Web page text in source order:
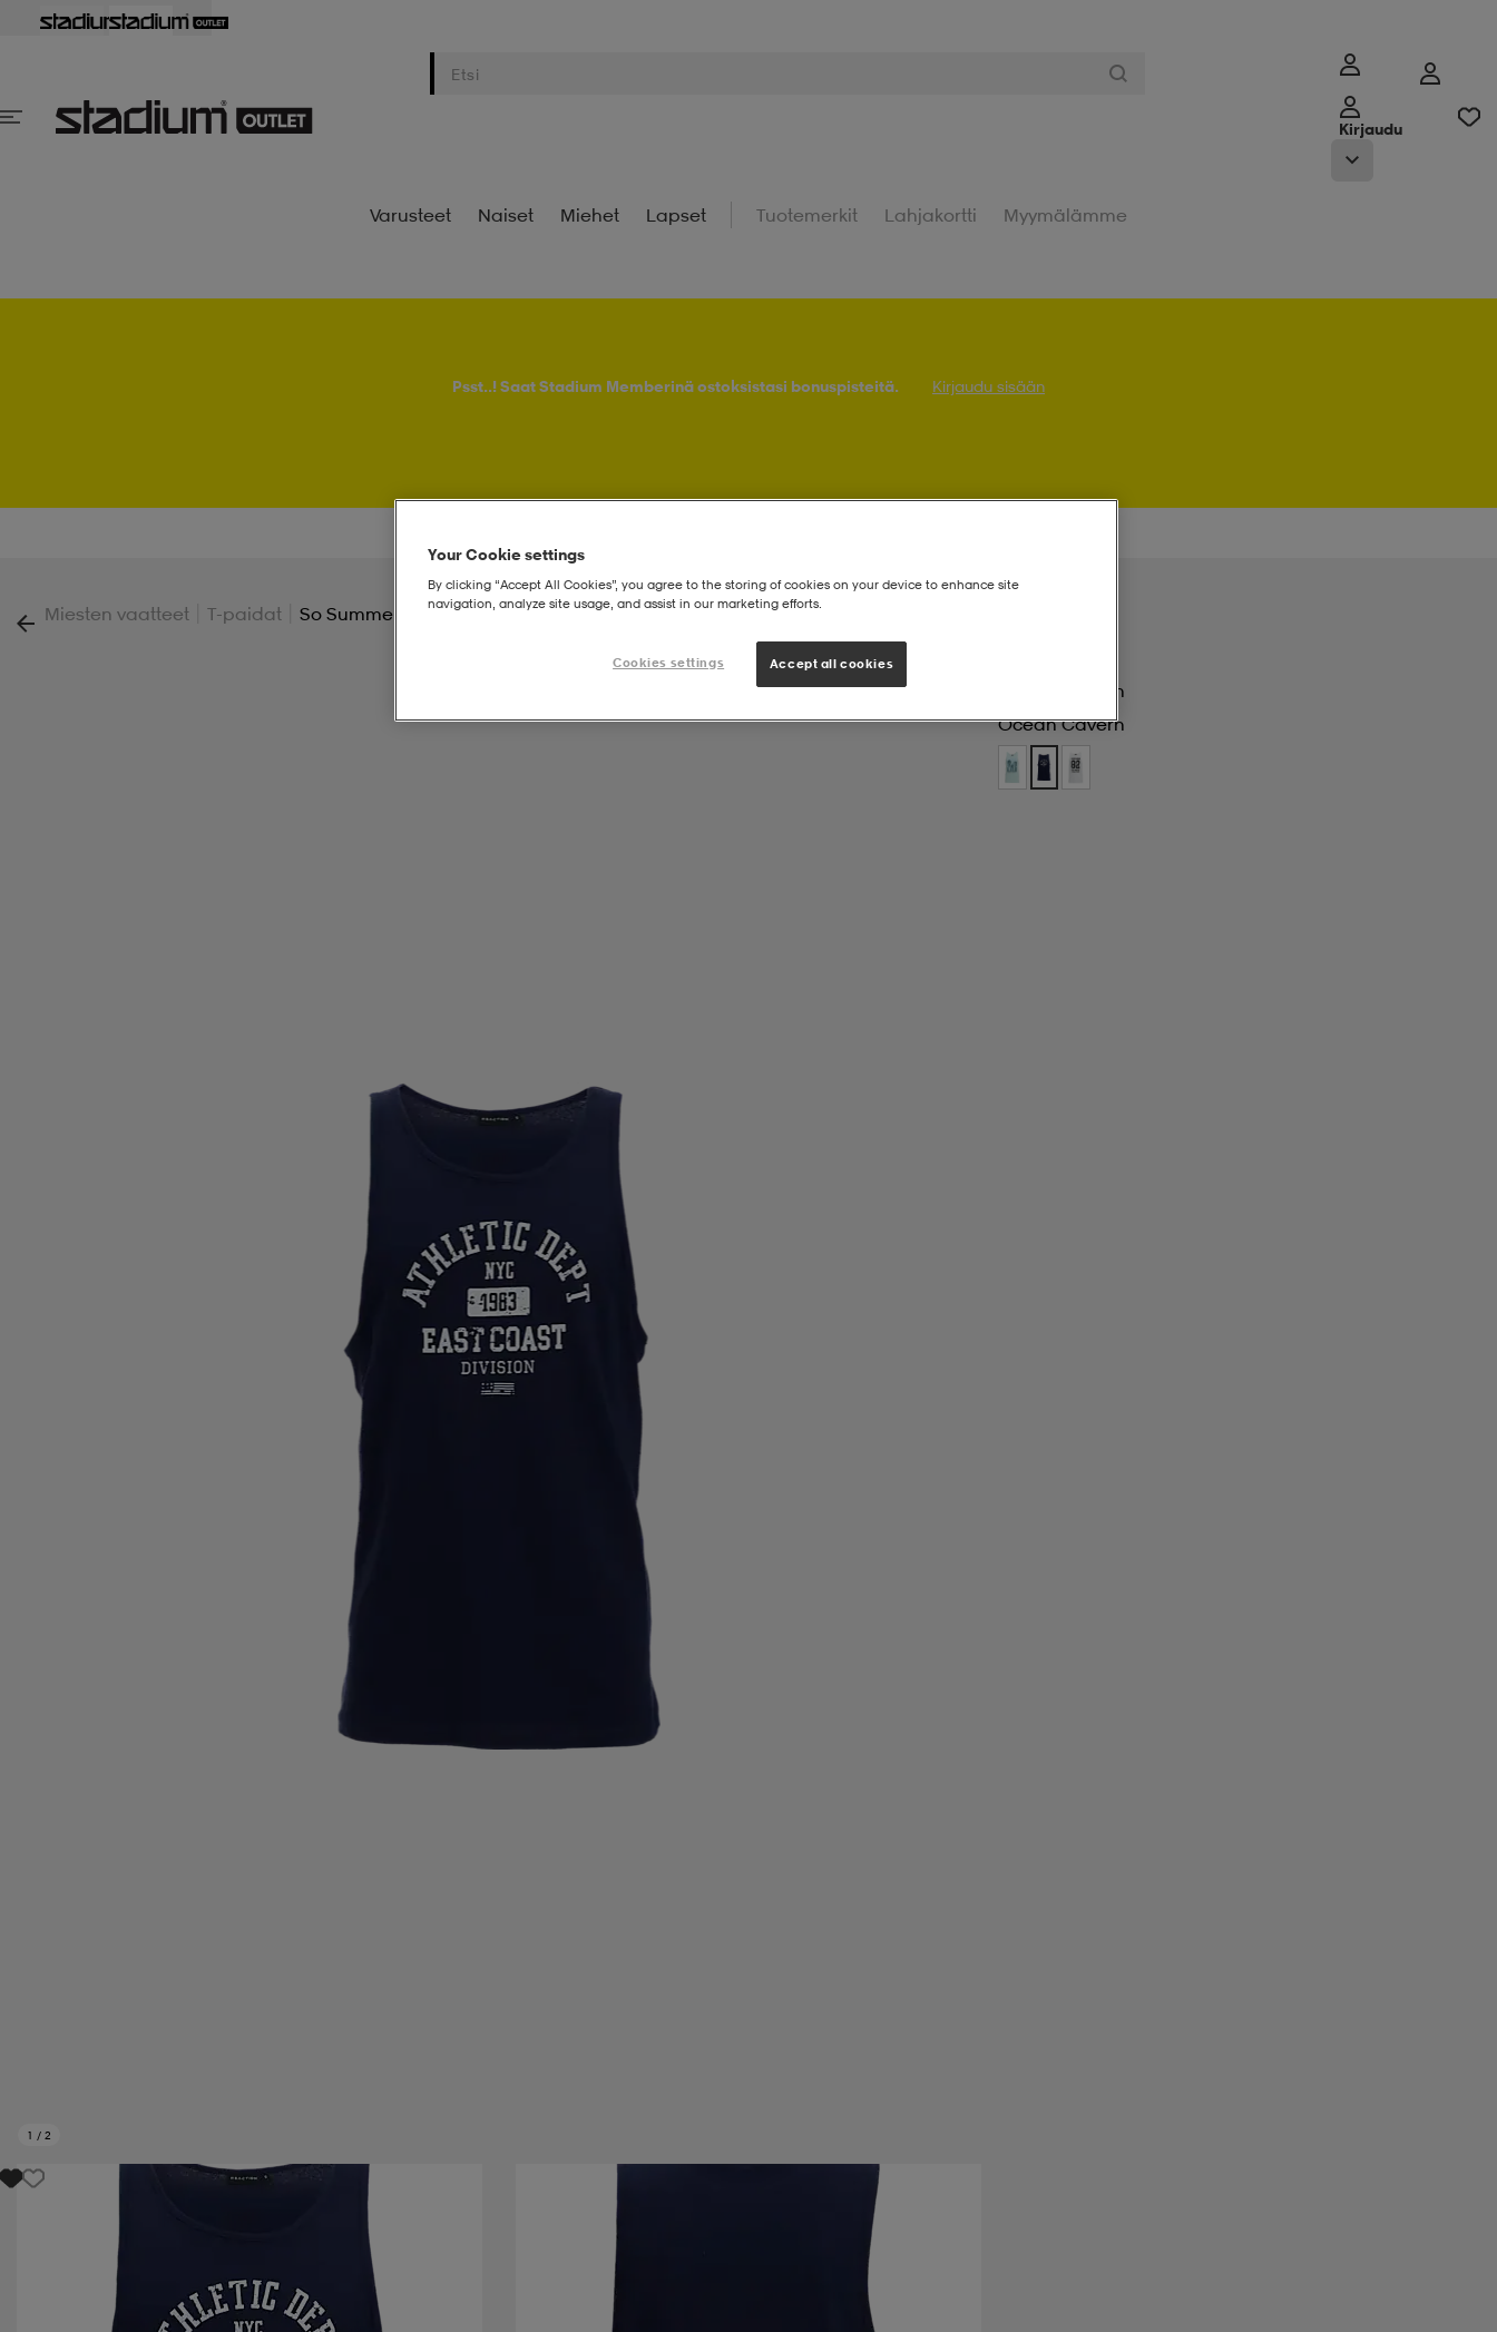
Kirjaudu
Varusteet Naiset Miehet Lapset Tuotemerkit Lahjakortti Myymälämme
Psst..! Saat Stadium Memberinä ostoksistasi bonuspisteitä. Kirjaudu sisään
Miesten vaatteet T-paidat So Summer Tank M
1 / 2
Ocean Cavern
Ocean Cavern
Your Cookie settings
By clicking “Accept All Cookies”, you agree to the storing of cookies on your device to enhance site
navigation, analyze site usage, and assist in our marketing efforts.
Cookies settings Accept all cookies